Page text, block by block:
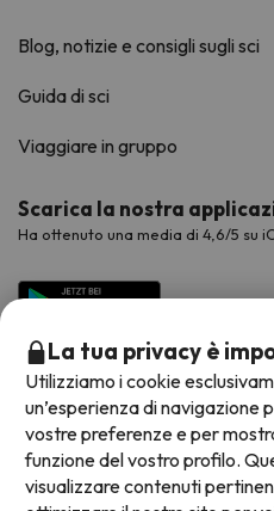
Blog, notizie e consigli sugli sci
Guida di sci
Viaggiare in gruppo
Scarica la nostra
Ha ottenuto una media di 4,6/5 su
Metodi di pagamento
La tua privacy è
Utilizziamo i cookie
un’esperienza di navigazione
vostre preferenze e per
funzione del vostro profilo.
visualizzare contenuti